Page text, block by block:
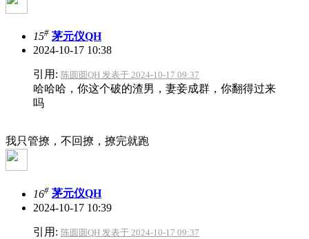
15# 茅元仪QH
2024-10-17 10:38
引用: 陈圆圆QH 发表于 2024-10-17 09:37
哈哈哈，你这个破的渣男，妻妾成群，你翻得过来
吗
我只管撩，不回撩，撩完就跑
16# 茅元仪QH
2024-10-17 10:39
引用: 陈圆圆QH 发表于 2024-10-17 09:37